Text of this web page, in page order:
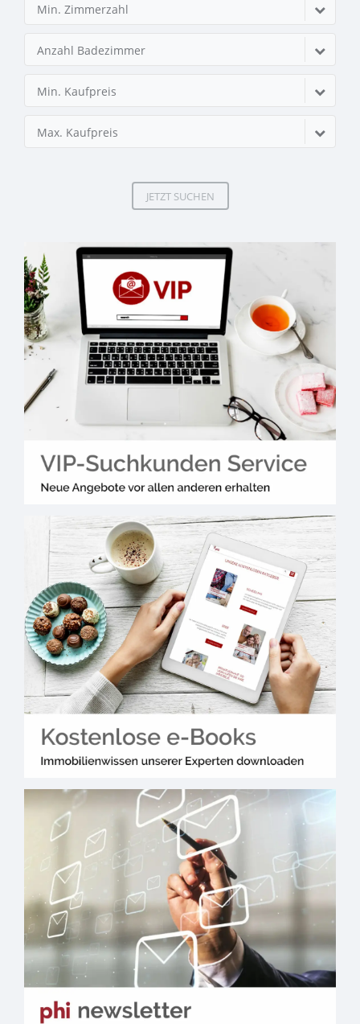
Min. Zimmerzahl
Anzahl Badezimmer
Min. Kaufpreis
Max. Kaufpreis
JETZT SUCHEN